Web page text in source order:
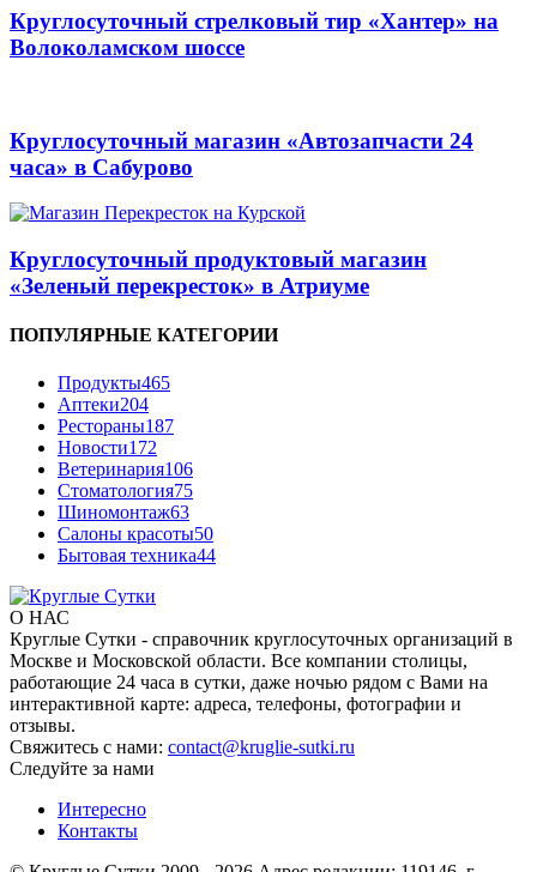
Круглосуточный стрелковый тир «Хантер» на
Волоколамском шоссе
Круглосуточный магазин «Автозапчасти 24
часа» в Сабурово
Круглосуточный продуктовый магазин
«Зеленый перекресток» в Атриуме
ПОПУЛЯРНЫЕ КАТЕГОРИИ
Продукты465
Аптеки204
Рестораны187
Новости172
Ветеринария106
Стоматология75
Шиномонтаж63
Салоны красоты50
Бытовая техника44
О НАС
Круглые Сутки - справочник круглосуточных организаций в
Москве и Московской области. Все компании столицы,
работающие 24 часа в сутки, даже ночью рядом с Вами на
интерактивной карте: адреса, телефоны, фотографии и
отзывы.
Свяжитесь с нами: contact@kruglie-sutki.ru
Следуйте за нами
Интересно
Контакты